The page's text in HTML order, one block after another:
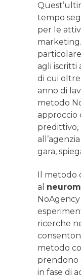
tempo
per le
agli iscritti
di cui oltre
anno di
metodo
approccio
predittivo,
gara,
Il metodo
al
NoAgency
ricerche
metodo
prendono
in fase di